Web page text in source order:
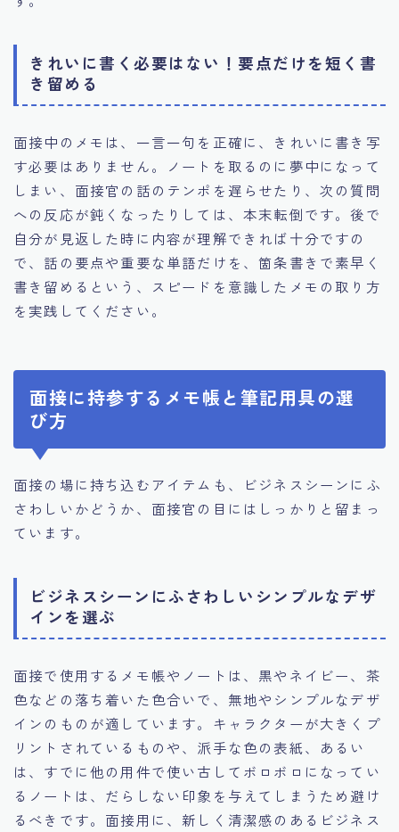
きれいに書く必要はない！要点だけを短く書
き留める
面接中のメモは、一言一句を正確に、きれいに書き写
す必要はありません。ノートを取るのに夢中になって
しまい、面接官の話のテンポを遅らせたり、次の質問
への反応が鈍くなったりしては、本末転倒です。後で
自分が見返した時に内容が理解できれば十分ですの
で、話の要点や重要な単語だけを、箇条書きで素早く
書き留めるという、スピードを意識したメモの取り方
を実践してください。
面接に持参するメモ帳と筆記用具の選
び方
面接の場に持ち込むアイテムも、ビジネスシーンにふ
さわしいかどうか、面接官の目にはしっかりと留まっ
ています。
ビジネスシーンにふさわしいシンプルなデザ
インを選ぶ
面接で使用するメモ帳やノートは、黒やネイビー、茶
色などの落ち着いた色合いで、無地やシンプルなデザ
インのものが適しています。キャラクターが大きくプ
リントされているものや、派手な色の表紙、あるい
は、すでに他の用件で使い古してボロボロになってい
るノートは、だらしない印象を与えてしまうため避け
るべきです。面接用に、新しく清潔感のあるビジネス